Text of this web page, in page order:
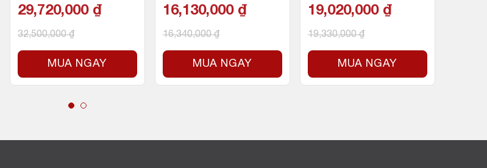
VMe)
29,720,000 ₫
32,500,000₫
MUA NGAY
16,130,000 ₫
16,340,000₫
MUA NGAY
19,020,000 ₫
19,330,000₫
MUA NGAY